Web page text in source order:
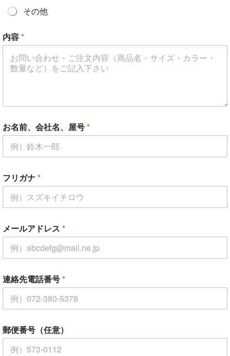
その他
住
所
住
（
任
）
住
所
任
）
内容*
お名前、会社名、屋号*
フリガナ*
メールアドレス *
連絡先電話番号*
郵便番号（任意）